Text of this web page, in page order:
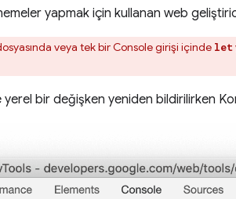
yapmak için kullanan web
veya tek bir Console girişi içinde let
yerel bir değişken yeniden bildirilirken